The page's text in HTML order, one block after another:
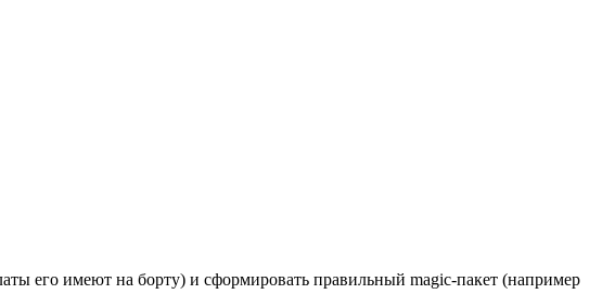
его имеют на борту) и сформировать правильный magic-пакет (например